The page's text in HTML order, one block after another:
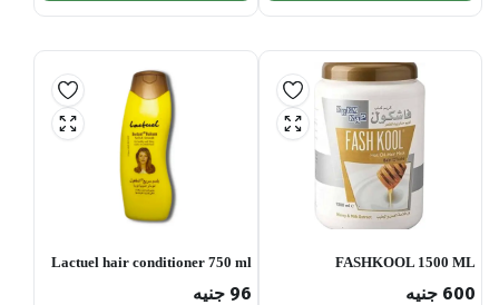
FASHKOOL 1500 ML
600 جنيه
Lactuel hair conditioner 750 ml
96 جنيه